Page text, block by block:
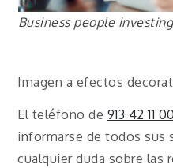
Business people
Imagen a efectos
El teléfono de 913 42 11 00
informarse de todos sus
cualquier duda sobre las